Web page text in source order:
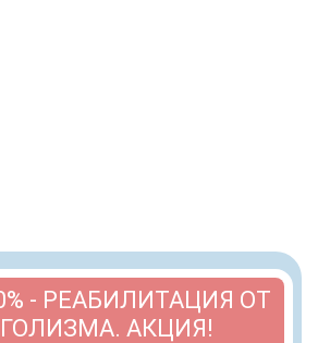
- РЕАБИЛИТАЦИЯ ОТ
АКЦИЯ!